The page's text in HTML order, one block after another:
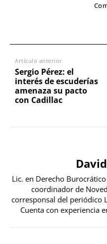
Artículo anterior
Sergio Pérez: el
interés de escuderías
amenaza su pacto
con Cadillac
Lic. en Derecho
coordinador de
corresponsal del periódico
Cuenta con experiencia